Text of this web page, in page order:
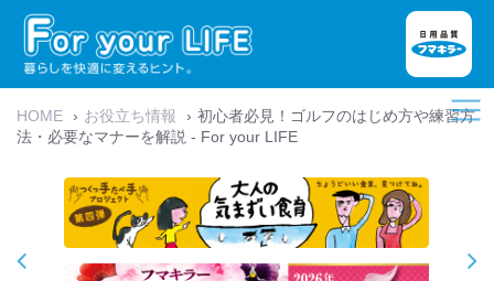
HOME › お役立ち情報 › 初心者必見！ゴルフのはじめ方や練習方
法・必要なマナーを解説 - For your LIFE